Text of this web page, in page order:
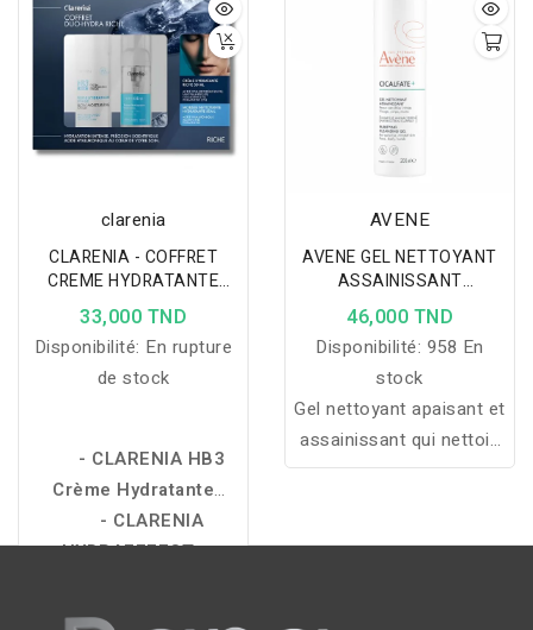
imperfections grâce à
l'acide salicylique, idéal
pour les peaux grasses
et mixtes.
fragilisées. Redonne
confort et souplesse et
forme une barrière
protectrice qui protège
les lèvres fragilisées des
agressions extérieures.
hydratante
clarenia
CLARENIA - COFFRET
CREME HYDRATANTE
DUO-HYDRA RICHE +
MOUSSE NETTOYANTE
HYDRATANTE 50ML
OFFERTE
33,000 TND
Disponibilité: En rupture
de stock
- CLARENIA HB3
Crème Hydratante
Visage Riche 50 ml
- CLARENIA
HYDRAEFFECT+
Hydratante 50 ml
AVENE
AVENE GEL NETTOYANT
ASSAINISSANT
CICALFATE+ 200ML
46,000 TND
Disponibilité: 958 En
stock
Gel nettoyant apaisant et
assainissant qui nettoie
en douceur les peaux